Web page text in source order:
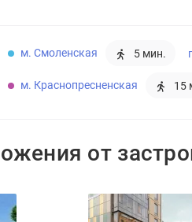
м. Смоленская 5 мин.
м. Краснопресненская 15
от